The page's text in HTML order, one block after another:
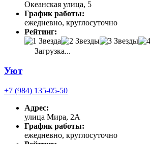
Океанская улица, 5
График работы:
ежедневно, круглосуточно
Рейтинг:
Загрузка...
Уют
+7 (984) 135-05-50
Адрес:
улица Мира, 2А
График работы:
ежедневно, круглосуточно